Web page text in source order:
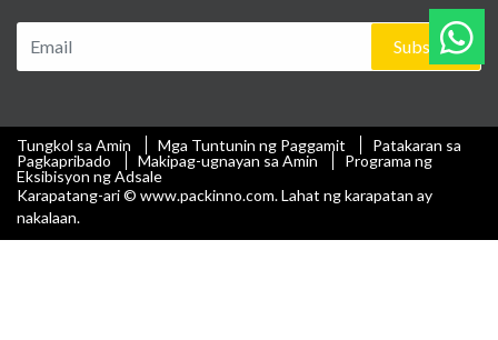
Subscribe
Tungkol sa Amin Mga Tuntunin ng Paggamit
Patakaran sa
Pagkapribado
Makipag-ugnayan sa Amin
Programa ng
Eksibisyon ng Adsale
Karapatang-ari © www.packinno.com. Lahat ng karapatan ay
nakalaan.